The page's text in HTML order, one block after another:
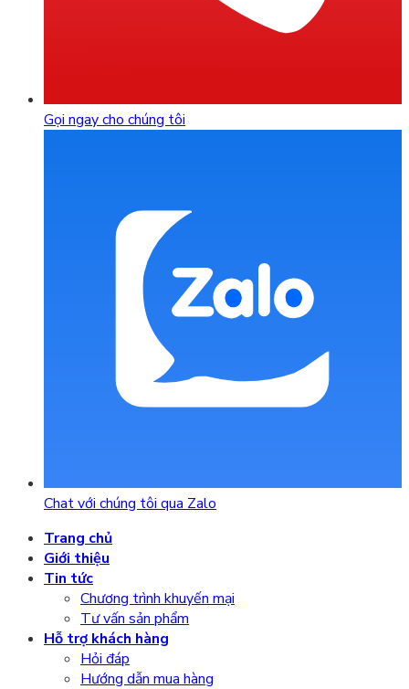
Gọi ngay cho chúng tôi
Chat với chúng tôi qua Zalo
Trang chủ
Giới thiệu
Tin tức
Chương trình khuyến mại
Tư vấn sản phẩm
Hỗ trợ khách hàng
Hỏi đáp
Hướng dẫn mua hàng